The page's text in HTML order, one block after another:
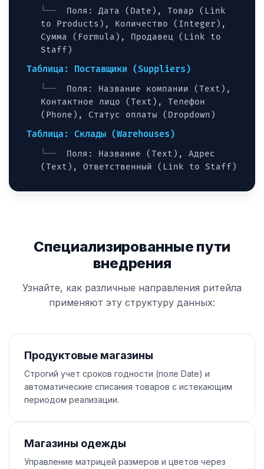
Поля: Дата (Date), Товар (Link
to Products), Количество (Integer),
Сумма (Formula), Продавец (Link to
Staff)
Таблица: Поставщики (Suppliers)
Поля: Название компании (Text),
Контактное лицо (Text), Телефон
(Phone), Статус оплаты (Dropdown)
Таблица: Склады (Warehouses)
Поля: Название (Text), Адрес
(Text), Ответственный (Link to Staff)
Специализированные пути
внедрения
Узнайте, как различные направления ритейла
применяют эту структуру данных:
Продуктовые магазины
Строгий учет сроков годности (поле Date) и
автоматические списания товаров с истекающим
периодом реализации.
Магазины одежды
Управление матрицей размеров и цветов через